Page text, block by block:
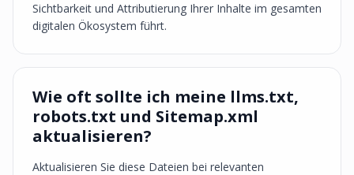
Sichtbarkeit und Attributierung Ihrer Inhalte im gesamten
digitalen Ökosystem führt.
Wie oft sollte ich meine llms.txt,
robots.txt und Sitemap.xml
aktualisieren?
Aktualisieren Sie diese Dateien bei relevanten